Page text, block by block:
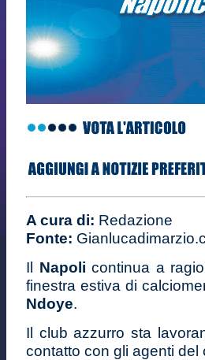
A cura di: Redazione
Fonte:
Il Napolicontinua a
finestra estiva di
Ndoye.
Il club azzurro sta
contatto con gli agenti